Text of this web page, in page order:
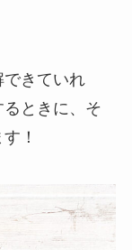
できていれ
ときに、そ
！